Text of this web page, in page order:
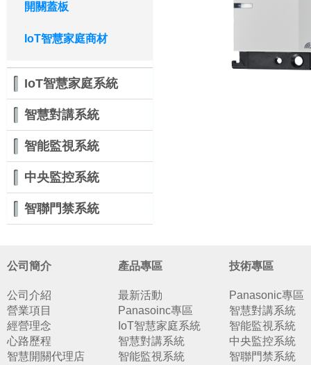
開關蓋板
IoT智慧家庭商材
IoT智慧家庭系統
智慧對講系統
智能監視系統
中央監控系統
智聯門禁系統
公司簡介
公司介紹
營業項目
經營理念
心路歷程
智慧開關代理店
產品專區
最新活動
Panasoinc專區
IoT智慧家庭系統
智慧對講系統
智能監視系統
技術專區
Panasonic專區
智慧對講系統
智能監視系統
中央監控系統
智聯門禁系統